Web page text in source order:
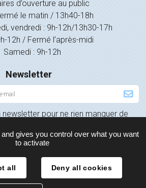
d’ouverture au public
le matin / 13h40-18h
vendredi : 9h-12h/13h30-17h
12h / Fermé l’après-midi
Samedi : 9h-12h
Newsletter
pour ne rien manquer de
gives you control over what you want
to activate
all Deny all cookies